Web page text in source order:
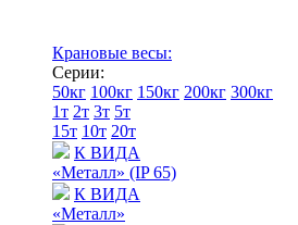
Крановые весы:
Серии:
50кг 100кг 150кг 200кг 300кг
1т 2т 3т 5т
15т 10т 20т
К ВИДА
«Металл» (IP 65)
К ВИДА
«Металл»